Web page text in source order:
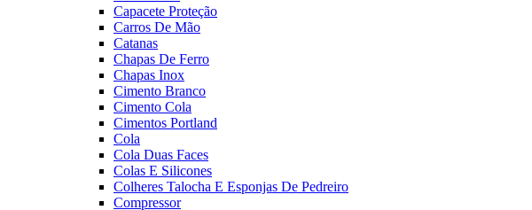
Capacete Proteção
Carros De Mão
Catanas
Chapas De Ferro
Chapas Inox
Cimento Branco
Cimento Cola
Cimentos Portland
Cola
Cola Duas Faces
Colas E Silicones
Colheres Talocha E Esponjas De Pedreiro
Compressor